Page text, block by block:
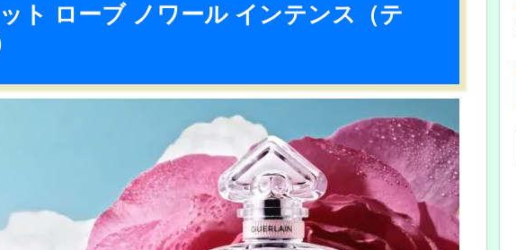
ト ローブ ノワール インテンス（テ